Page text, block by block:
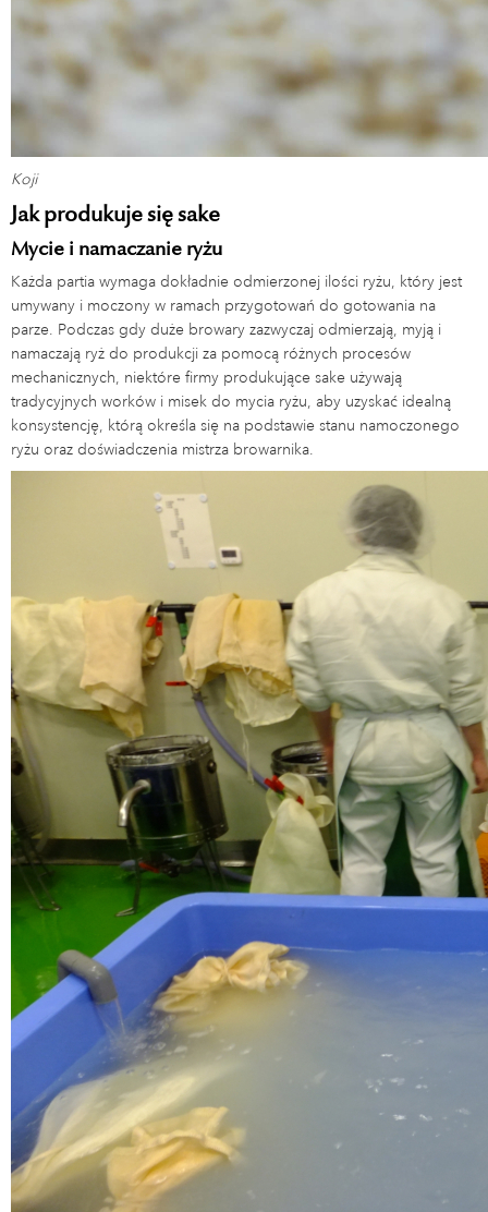
Koji
Jak produkuje się sake
Mycie i namaczanie ryżu
Każda partia wymaga dokładnie odmierzonej ilości ryżu, który jest
umywany i moczony w ramach przygotowań do gotowania na
parze. Podczas gdy duże browary zazwyczaj odmierzają, myją i
namaczają ryż do produkcji za pomocą różnych procesów
mechanicznych, niektóre firmy produkujące sake używają
tradycyjnych worków i misek do mycia ryżu, aby uzyskać idealną
konsystencję, którą określa się na podstawie stanu namoczonego
ryżu oraz doświadczenia mistrza browarnika.